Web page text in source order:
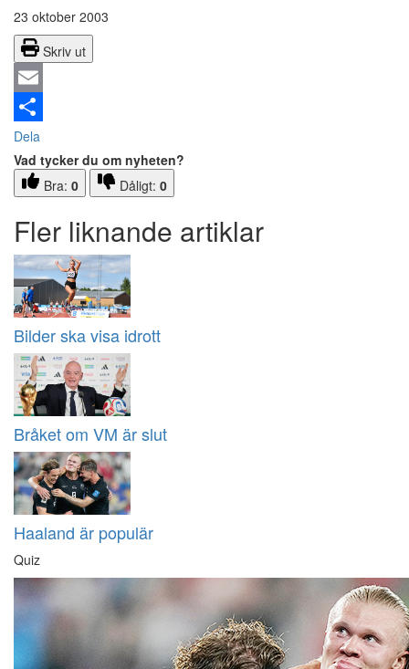
23 oktober 2003
Skriv ut
Email
Dela
Vad tycker du om nyheten?
Bra: 0 Dåligt: 0
Fler liknande artiklar
Bilder ska visa idrott
Bråket om VM är slut
Haaland är populär
Quiz